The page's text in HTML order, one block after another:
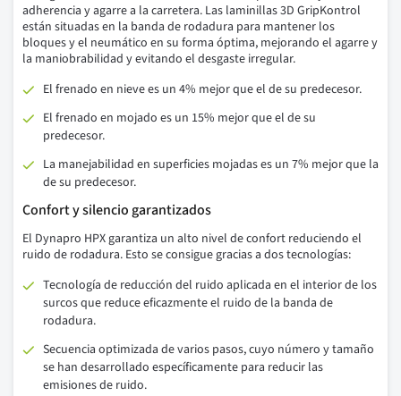
adherencia y agarre a la carretera. Las laminillas 3D GripKontrol
están situadas en la banda de rodadura para mantener los
bloques y el neumático en su forma óptima, mejorando el agarre y
la maniobrabilidad y evitando el desgaste irregular.
El frenado en nieve es un 4% mejor que el de su predecesor.
El frenado en mojado es un 15% mejor que el de su
predecesor.
La manejabilidad en superficies mojadas es un 7% mejor que la
de su predecesor.
Confort y silencio garantizados
El Dynapro HPX garantiza un alto nivel de confort reduciendo el
ruido de rodadura. Esto se consigue gracias a dos tecnologías:
Tecnología de reducción del ruido aplicada en el interior de los
surcos que reduce eficazmente el ruido de la banda de
rodadura.
Secuencia optimizada de varios pasos, cuyo número y tamaño
se han desarrollado específicamente para reducir las
emisiones de ruido.